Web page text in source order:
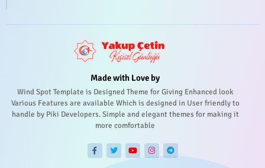
Made with Love by
Wind Spot Template is Designed Theme for Giving Enhanced look
Various Features are available Which is designed in User friendly to
handle by Piki Developers. Simple and elegant themes for making it
more comfortable